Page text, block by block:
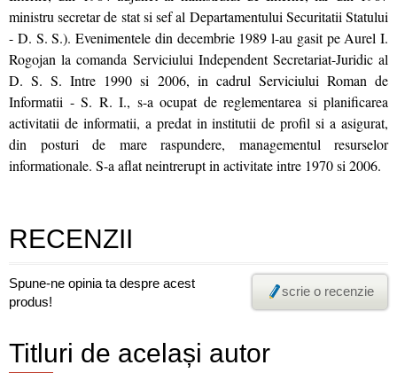
ministru secretar de stat si sef al Departamentului Securitatii Statului
- D. S. S.). Evenimentele din decembrie 1989 l-au gasit pe Aurel I.
Rogojan la comanda Serviciului Independent Secretariat-Juridic al
D. S. S. Intre 1990 si 2006, in cadrul Serviciului Roman de
Informatii - S. R. I., s-a ocupat de reglementarea si planificarea
activitatii de informatii, a predat in institutii de profil si a asigurat,
din posturi de mare raspundere, managementul resurselor
informationale. S-a aflat neintrerupt in activitate intre 1970 si 2006.
RECENZII
Spune-ne opinia ta despre acest
produs!
scrie o recenzie
Titluri de același autor